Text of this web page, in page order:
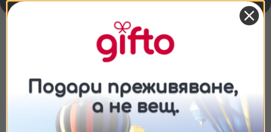
Повече информация
Какво представлява виненият
пейринг?
Съгласие Подробности Относно